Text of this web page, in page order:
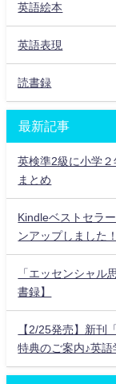
英語絵本
英語表現
読書録
最新記事
英検準2級に小学
まとめ
Kindleベストセラ
ンアップしました！
「エッセンシャル
書録】
【2/25発売】新刊
特典のご案内♪英